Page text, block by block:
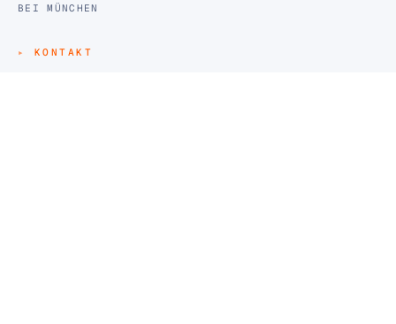
BEI MÜNCHEN
KONTAKT